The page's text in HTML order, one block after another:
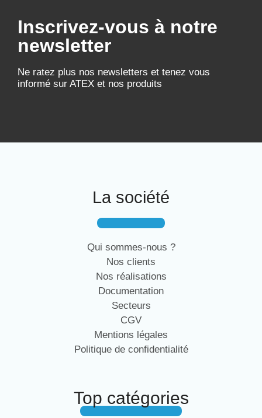
Inscrivez-vous à notre
newsletter
Ne ratez plus nos newsletters et tenez vous
informé sur ATEX et nos produits
La société
Qui sommes-nous ?
Nos clients
Nos réalisations
Documentation
Secteurs
CGV
Mentions légales
Politique de confidentialité
Top catégories